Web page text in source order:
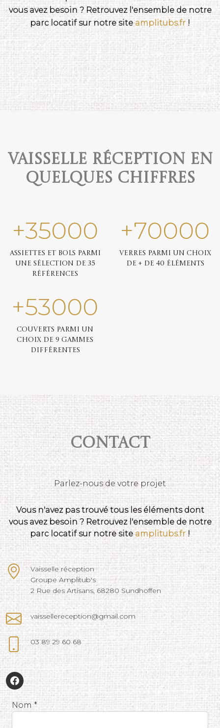
vous avez besoin ? Retrouvez l'ensemble de notre
parc locatif sur notre siteamplitubs.fr !
Vaisselle réception en
quelques chiffres
+35000
Assiettes et bols parmi
une sélection de 35
références
+70000
Verres parmi un choix
de + de 40 éléments
+53000
Couverts parmi un
choix de 9 gammes
différentes
Contact
Parlez-nous de votre projet
Vous n'avez pas trouvé tous les éléments dont
vous avez besoin ? Retrouvez l'ensemble de notre
parc locatif sur notre site amplitubs.fr !
Vaisselle réception
Groupe Amplitub's
2 Rue des Artisans, 68280 Sundhoffen
vaissellereception@gmail.com
03 89 29 60 68
Nom *